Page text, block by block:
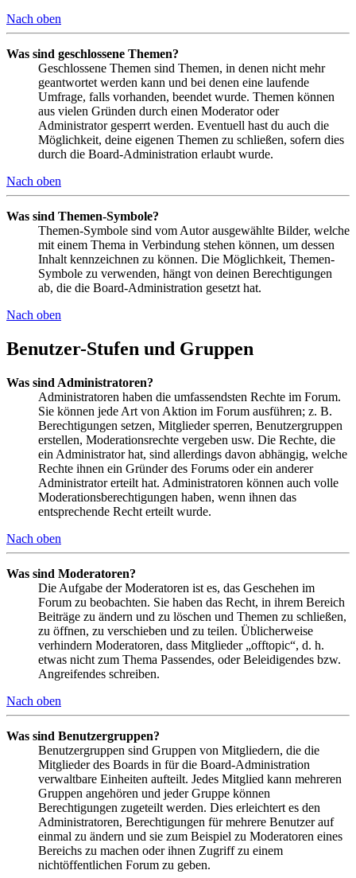
Nach oben
Was sind geschlossene Themen?
Geschlossene Themen sind Themen, in denen nicht mehr
geantwortet werden kann und bei denen eine laufende
Umfrage, falls vorhanden, beendet wurde. Themen können
aus vielen Gründen durch einen Moderator oder
Administrator gesperrt werden. Eventuell hast du auch die
Möglichkeit, deine eigenen Themen zu schließen, sofern dies
durch die Board-Administration erlaubt wurde.
Nach oben
Was sind Themen-Symbole?
Themen-Symbole sind vom Autor ausgewählte Bilder, welche
mit einem Thema in Verbindung stehen können, um dessen
Inhalt kennzeichnen zu können. Die Möglichkeit, Themen-
Symbole zu verwenden, hängt von deinen Berechtigungen
ab, die die Board-Administration gesetzt hat.
Nach oben
Benutzer-Stufen und Gruppen
Was sind Administratoren?
Administratoren haben die umfassendsten Rechte im Forum.
Sie können jede Art von Aktion im Forum ausführen; z. B.
Berechtigungen setzen, Mitglieder sperren, Benutzergruppen
erstellen, Moderationsrechte vergeben usw. Die Rechte, die
ein Administrator hat, sind allerdings davon abhängig, welche
Rechte ihnen ein Gründer des Forums oder ein anderer
Administrator erteilt hat. Administratoren können auch volle
Moderationsberechtigungen haben, wenn ihnen das
entsprechende Recht erteilt wurde.
Nach oben
Was sind Moderatoren?
Die Aufgabe der Moderatoren ist es, das Geschehen im
Forum zu beobachten. Sie haben das Recht, in ihrem Bereich
Beiträge zu ändern und zu löschen und Themen zu schließen,
zu öffnen, zu verschieben und zu teilen. Üblicherweise
verhindern Moderatoren, dass Mitglieder „offtopic“, d. h.
etwas nicht zum Thema Passendes, oder Beleidigendes bzw.
Angreifendes schreiben.
Nach oben
Was sind Benutzergruppen?
Benutzergruppen sind Gruppen von Mitgliedern, die die
Mitglieder des Boards in für die Board-Administration
verwaltbare Einheiten aufteilt. Jedes Mitglied kann mehreren
Gruppen angehören und jeder Gruppe können
Berechtigungen zugeteilt werden. Dies erleichtert es den
Administratoren, Berechtigungen für mehrere Benutzer auf
einmal zu ändern und sie zum Beispiel zu Moderatoren eines
Bereichs zu machen oder ihnen Zugriff zu einem
nichtöffentlichen Forum zu geben.